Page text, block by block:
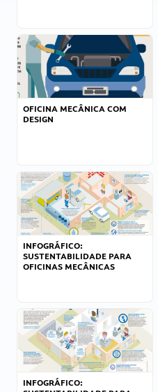
OFICINA MECÂNICA COM
DESIGN
INFOGRÁFICO:
SUSTENTABILIDADE PARA
OFICINAS MECÂNICAS
INFOGRÁFICO: